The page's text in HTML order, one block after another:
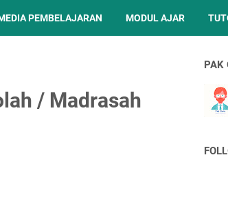
PEMBELAJARAN MODUL AJAR
/ Madrasah
PAK